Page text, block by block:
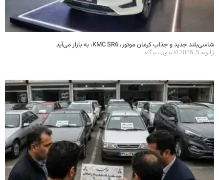
شاسی‌بلند جدید و جذاب کرمان موتور، KMC SR6، به بازار می‌آید
ژانویه 5, 2026 بدون دیدگاه